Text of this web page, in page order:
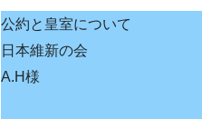
公約と皇室について
日本維新の会
A.H様